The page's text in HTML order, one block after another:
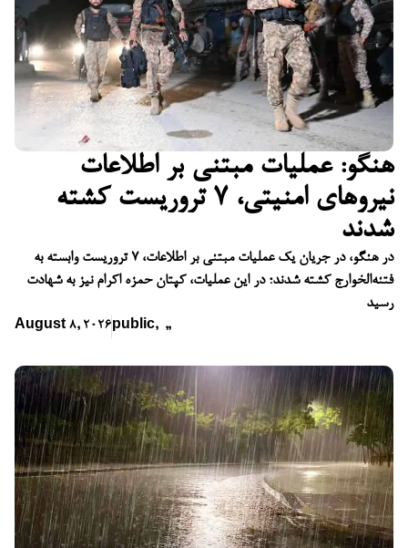
هنگو: عملیات مبتنی بر اطلاعات
نیروهای امنیتی، ۷ تروریست کشته
شدند
در هنگو، در جریان یک عملیات مبتنی بر اطلاعات، ۷ تروریست وابسته به
فتنه‌الخوارج کشته شدند؛ در این عملیات، کپتان حمزه اکرام نیز به شهادت
رسید
August 8, 2026 public, ,,